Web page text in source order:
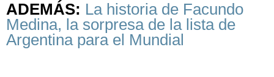
ADEMÁS: La historia de Facundo
Medina, la sorpresa de la lista de
Argentina para el Mundial